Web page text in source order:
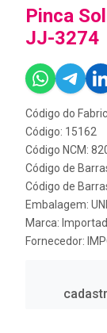
Pinca
JJ-3274
Código do
Código: 15162
Código NCM:
Código de
Código de
Embalagem:
Marca:
Fornecedor: